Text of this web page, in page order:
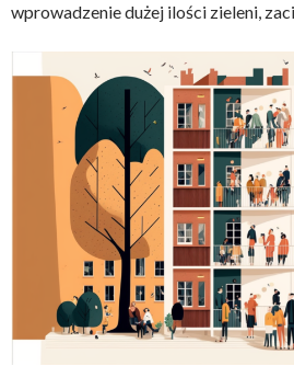
wprowadzenie dużej ilości zieleni,